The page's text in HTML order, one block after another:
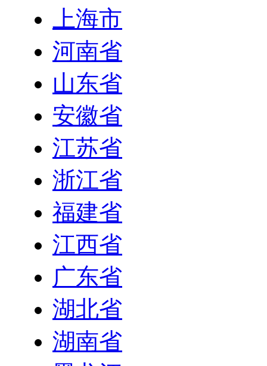
上海市
河南省
山东省
安徽省
江苏省
浙江省
福建省
江西省
广东省
湖北省
湖南省